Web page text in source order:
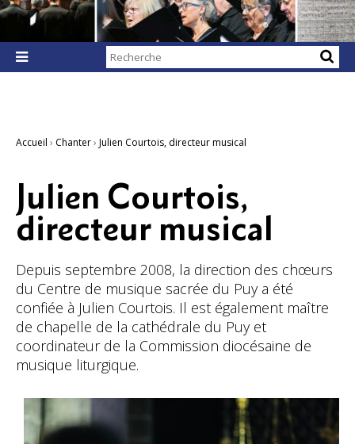

Chercher par
Recherche
Accueil › Chanter› Julien Courtois, directeur musical
Julien Courtois,
directeur musical
Depuis septembre 2008, la direction des chœurs
du Centre de musique sacrée du Puy a été
confiée à Julien Courtois. Il est également maître
de chapelle de la cathédrale du Puy et
coordinateur de la Commission diocésaine de
musique liturgique.